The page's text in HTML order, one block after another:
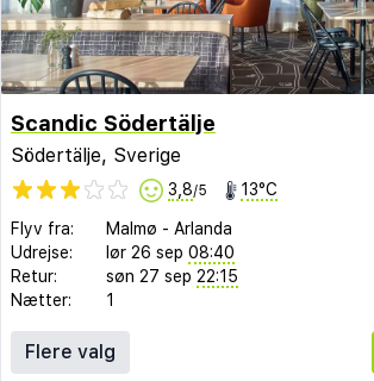
Scandic Södertälje
Södertälje, Sverige
3,8/5 13°C
Flyv fra: Malmø - Arlanda
Udrejse:
lør 26 sep 08:40
Retur:
søn 27 sep 22:15
Nætter:
1
Flere valg